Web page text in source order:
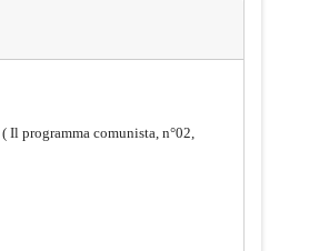
( Il programma comunista, n°02,